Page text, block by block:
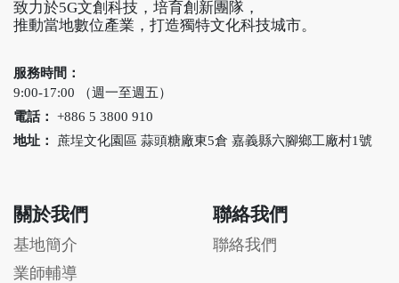
致力於5G文創科技，培育創新團隊，
推動當地數位產業，打造獨特文化科技城市。
服務時間：
9:00-17:00 （週一至週五）
電話： +886 5 3800 910
地址： 蔗埕文化園區 蒜頭糖廠東5倉 嘉義縣六腳鄉工廠村1號
關於我們
基地簡介
業師輔導
聯絡我們
聯絡我們